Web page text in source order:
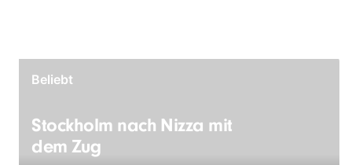
Beliebt
Stockholm nach Nizza mit
dem Zug